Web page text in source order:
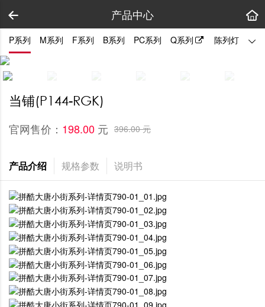
产品中心
P系列 M系列 F系列 B系列 PC系列 Q系列 陈列灯 拼
当铺(P144-RGK)
官网售价： 198.00 元 396.00 元
产品介绍 规格参数 说明书